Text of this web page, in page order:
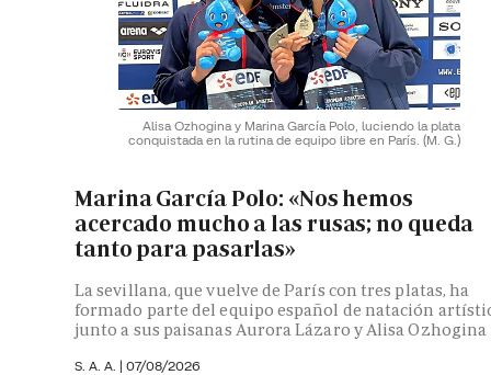
Alisa Ozhogina y Marina García Polo, luciendo la plata
conquistada en la rutina de equipo libre en París. (M. G.)
Marina García Polo: «Nos hemos
acercado mucho a las rusas; no queda
tanto para pasarlas»
La sevillana, que vuelve de París con tres platas, ha
formado parte del equipo español de natación
junto a sus paisanas Aurora Lázaro y Alisa Ozhogina
S. A. A. | 07/08/2026